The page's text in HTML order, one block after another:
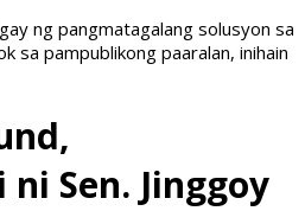
ng pangmatagalang solusyon sa
sa pampublikong paaralan, inihain
Sen. Jinggoy